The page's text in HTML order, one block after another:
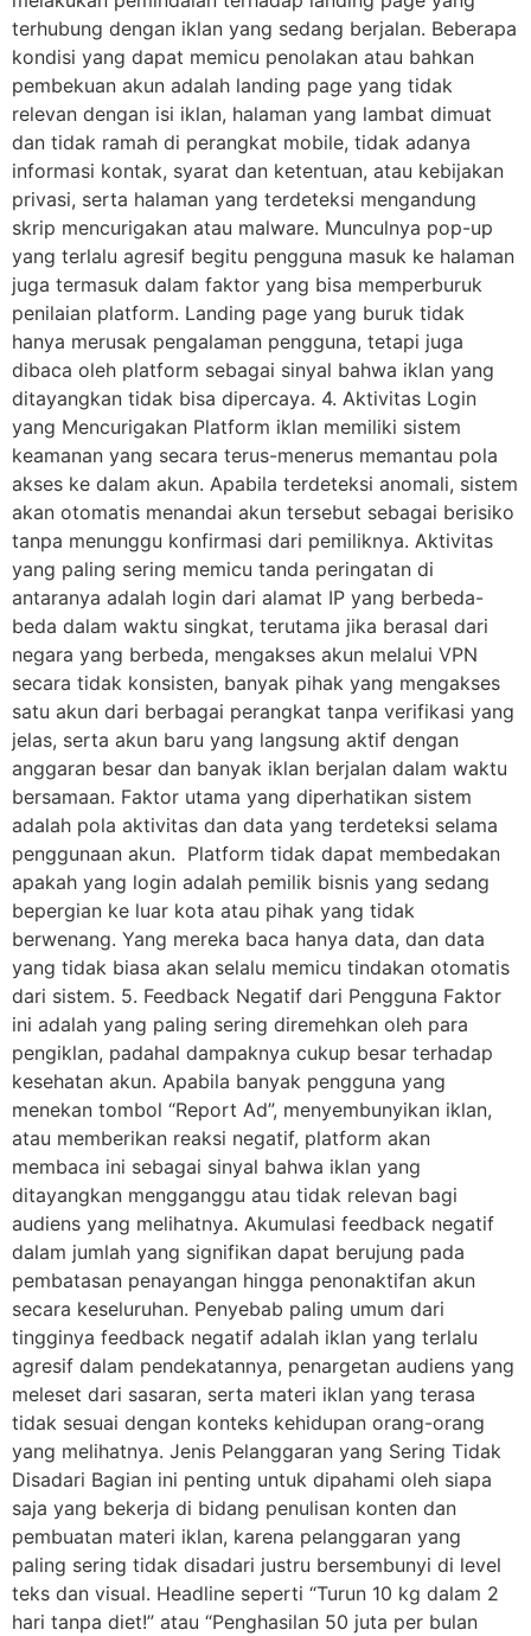
terhubung dengan iklan yang sedang berjalan. Beberapa
kondisi yang dapat memicu penolakan atau bahkan
pembekuan akun adalah landing page yang tidak
relevan dengan isi iklan, halaman yang lambat dimuat
dan tidak ramah di perangkat mobile, tidak adanya
informasi kontak, syarat dan ketentuan, atau kebijakan
privasi, serta halaman yang terdeteksi mengandung
skrip mencurigakan atau malware. Munculnya pop-up
yang terlalu agresif begitu pengguna masuk ke halaman
juga termasuk dalam faktor yang bisa memperburuk
penilaian platform. Landing page yang buruk tidak
hanya merusak pengalaman pengguna, tetapi juga
dibaca oleh platform sebagai sinyal bahwa iklan yang
ditayangkan tidak bisa dipercaya. 4. Aktivitas Login
yang Mencurigakan Platform iklan memiliki sistem
keamanan yang secara terus-menerus memantau pola
akses ke dalam akun. Apabila terdeteksi anomali, sistem
akan otomatis menandai akun tersebut sebagai berisiko
tanpa menunggu konfirmasi dari pemiliknya. Aktivitas
yang paling sering memicu tanda peringatan di
antaranya adalah login dari alamat IP yang berbeda-
beda dalam waktu singkat, terutama jika berasal dari
negara yang berbeda, mengakses akun melalui VPN
secara tidak konsisten, banyak pihak yang mengakses
satu akun dari berbagai perangkat tanpa verifikasi yang
jelas, serta akun baru yang langsung aktif dengan
anggaran besar dan banyak iklan berjalan dalam waktu
bersamaan. Faktor utama yang diperhatikan sistem
adalah pola aktivitas dan data yang terdeteksi selama
penggunaan akun. Platform tidak dapat membedakan
apakah yang login adalah pemilik bisnis yang sedang
bepergian ke luar kota atau pihak yang tidak
berwenang. Yang mereka baca hanya data, dan data
yang tidak biasa akan selalu memicu tindakan otomatis
dari sistem. 5. Feedback Negatif dari Pengguna Faktor
ini adalah yang paling sering diremehkan oleh para
pengiklan, padahal dampaknya cukup besar terhadap
kesehatan akun. Apabila banyak pengguna yang
menekan tombol “Report Ad”, menyembunyikan iklan,
atau memberikan reaksi negatif, platform akan
membaca ini sebagai sinyal bahwa iklan yang
ditayangkan mengganggu atau tidak relevan bagi
audiens yang melihatnya. Akumulasi feedback negatif
dalam jumlah yang signifikan dapat berujung pada
pembatasan penayangan hingga penonaktifan akun
secara keseluruhan. Penyebab paling umum dari
tingginya feedback negatif adalah iklan yang terlalu
agresif dalam pendekatannya, penargetan audiens yang
meleset dari sasaran, serta materi iklan yang terasa
tidak sesuai dengan konteks kehidupan orang-orang
yang melihatnya. Jenis Pelanggaran yang Sering Tidak
Disadari Bagian ini penting untuk dipahami oleh siapa
saja yang bekerja di bidang penulisan konten dan
pembuatan materi iklan, karena pelanggaran yang
paling sering tidak disadari justru bersembunyi di level
teks dan visual. Headline seperti “Turun 10 kg dalam 2
hari tanpa diet!” atau “Penghasilan 50 juta per bulan